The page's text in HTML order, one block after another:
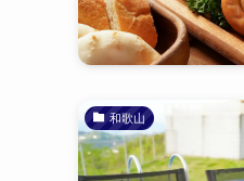
和歌山